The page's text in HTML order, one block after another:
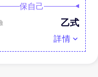
保自己
乙式
詳情